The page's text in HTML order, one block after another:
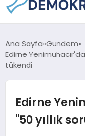
GÜNDEM
EKONOMI
SPOR
Ana Sayfa Gündem
Edirne
tükendi
Edirne
"50 yıllık